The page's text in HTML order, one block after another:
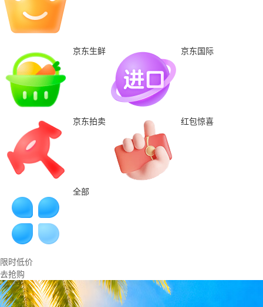
京东生鲜 京东国际
京东拍卖 红包惊喜
全部
限时低价
去抢购